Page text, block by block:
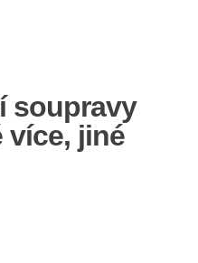
soupravy
více, jiné